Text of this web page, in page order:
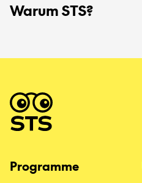
Warum STS?
Programme